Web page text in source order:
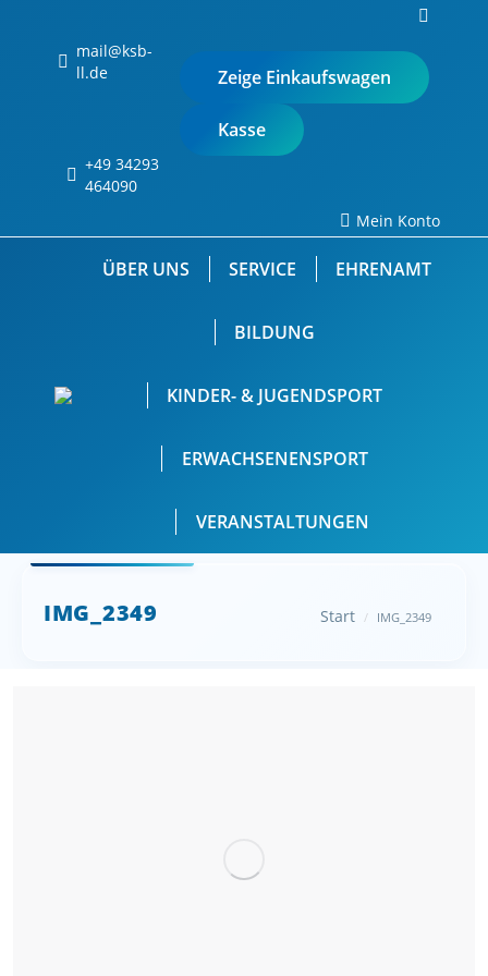
mail@ksb-
ll.de
+49 34293
464090
Search:
Zeige Einkaufswagen
Kasse
Mein Konto
ÜBER UNS SERVICE EHRENAMT
BILDUNG
KINDER- & JUGENDSPORT
ERWACHSENENSPORT
VERANSTALTUNGEN
IMG_2349
Sie befinden sich
Start IMG_2349